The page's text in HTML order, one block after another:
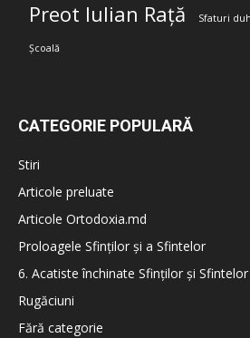
Preot Iulian Rață Sfaturi
Școală
CATEGORIE POPULARĂ
Stiri
Articole preluate
Articole Ortodoxia.md
Proloagele Sfinților și a Sfintelor
6. Acatiste închinate Sfinților și Sfintelor
Rugăciuni
Fără categorie